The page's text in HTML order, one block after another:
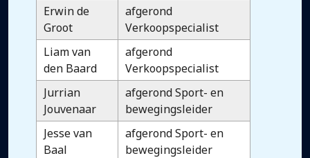
Erwin de
Groot
afgerond
Verkoopspecialist
Liam van
den Baard
afgerond
Verkoopspecialist
Jurrian
Jouvenaar
afgerond Sport- en
bewegingsleider
Jesse van
Baal
afgerond Sport- en
bewegingsleider